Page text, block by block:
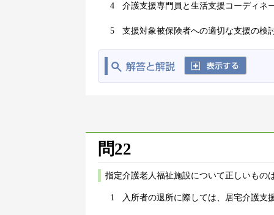
4 介護支援専門員と生活支援コーディネ
5 支援対象被保険者への適切な支援の検
問22
指定介護老人福祉施設について正しいもの
1 入所者の退所に際しては、居宅介護支